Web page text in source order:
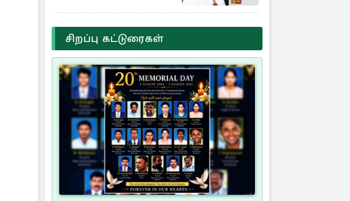
சிறப்பு கட்டுரைகள்